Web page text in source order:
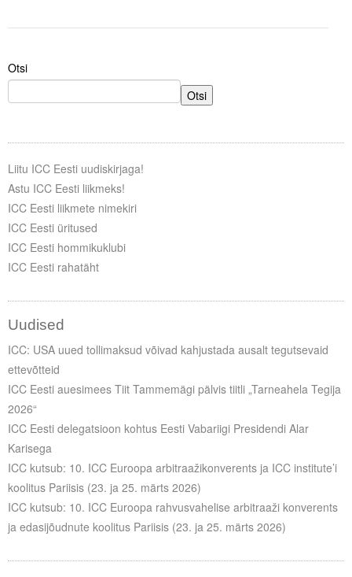
Otsi
Otsi
Liitu ICC Eesti uudiskirjaga!
Astu ICC Eesti liikmeks!
ICC Eesti liikmete nimekiri
ICC Eesti üritused
ICC Eesti hommikuklubi
ICC Eesti rahatäht
Uudised
ICC: USA uued tollimaksud võivad kahjustada ausalt tegutsevaid
ettevõtteid
ICC Eesti auesimees Tiit Tammemägi pälvis tiitli „Tarneahela Tegija
2026“
ICC Eesti delegatsioon kohtus Eesti Vabariigi Presidendi Alar
Karisega
ICC kutsub: 10. ICC Euroopa arbitraažikonverents ja ICC institute’i
koolitus Pariisis (23. ja 25. märts 2026)
ICC kutsub: 10. ICC Euroopa rahvusvahelise arbitraaži konverents
ja edasijõudnute koolitus Pariisis (23. ja 25. märts 2026)